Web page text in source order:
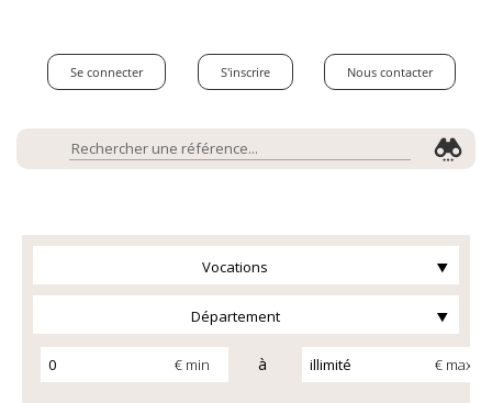
Se connecter S'inscrire Nous contacter
Vocations
Département
€ min à € max